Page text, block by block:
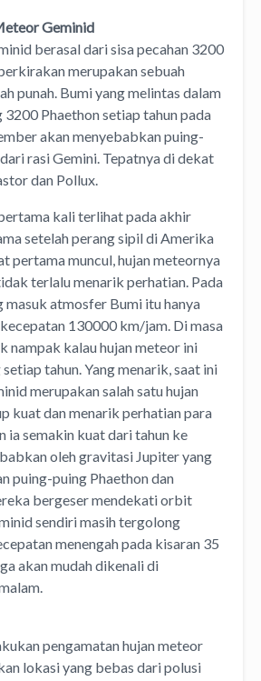
Geminid
berasal dari sisa pecahan 3200
merupakan sebuah
punah. Bumi yang melintas dalam
Phaethon setiap tahun pada
akan menyebabkan puing-
rasi Gemini. Tepatnya di dekat
dan Pollux.
kali terlihat pada akhir
setelah perang sipil di Amerika
pertama muncul, hujan meteornya
terlalu menarik perhatian. Pada
masuk atmosfer Bumi itu hanya
130000 km/jam. Di masa
nampak kalau hujan meteor ini
tahun. Yang menarik, saat ini
merupakan salah satu hujan
kuat dan menarik perhatian para
ia semakin kuat dari tahun ke
oleh gravitasi Jupiter yang
puing-puing Phaethon dan
bergeser mendekati orbit
sendiri masih tergolong
menengah pada kisaran 35
akan mudah dikenali di
pengamatan hujan meteor
lokasi yang bebas dari polusi